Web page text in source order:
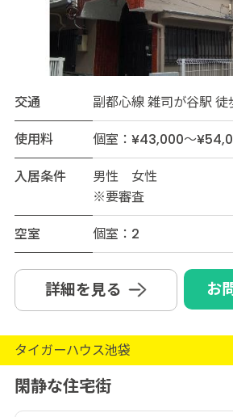
交通
副都心線 雑司が谷駅 徒
使用料
個室：¥43,000～
入居条件
男性 女性
※要審査
空室
個室：2
詳細を見る お
タイガーハウス池袋
閑静な住宅街